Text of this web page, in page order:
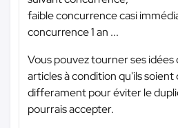
faible concurrence casi
concurrence 1 an ...
Vous pouvez tourner ses
articles à condition qu'ils
differament pour éviter le
pourrais accepter.